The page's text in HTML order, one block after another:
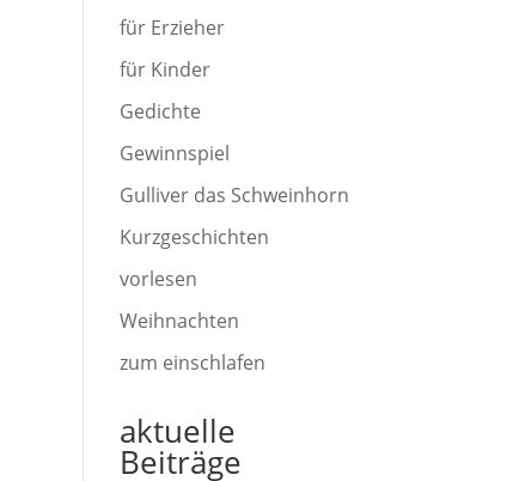
für Erzieher
für Kinder
Gedichte
Gewinnspiel
Gulliver das Schweinhorn
Kurzgeschichten
vorlesen
Weihnachten
zum einschlafen
aktuelle
Beiträge